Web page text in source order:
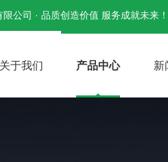
公司 · 品质创造价值 服务成就未来！
关于我们 产品中心 新